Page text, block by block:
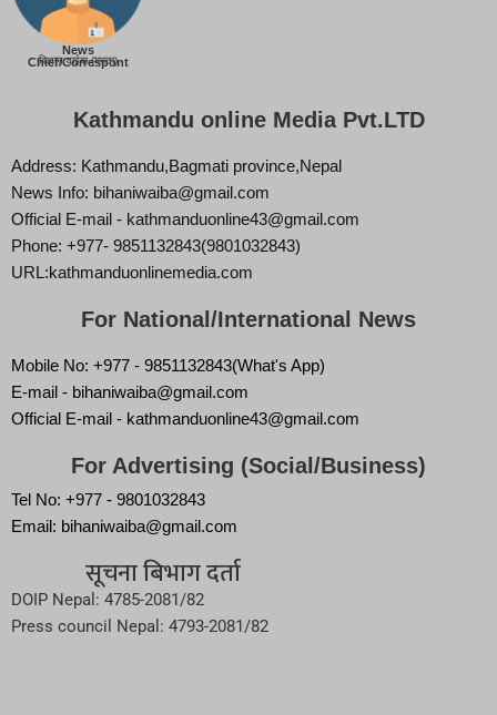
News
Chief/Correspont
बिज्ञान वाईबा (ममता)
Kathmandu online Media Pvt.LTD
Address: Kathmandu,Bagmati province,Nepal
News Info: bihaniwaiba@gmail.com
Official E-mail - kathmanduonline43@gmail.com
Phone: +977- 9851132843(9801032843)
URL:kathmanduonlinemedia.com
For National/International News
Mobile No: +977 - 9851132843(What's App)
E-mail - bihaniwaiba@gmail.com
Official E-mail - kathmanduonline43@gmail.com
For Advertising (Social/Business)
Tel No: +977 - 9801032843
Email: bihaniwaiba@gmail.com
सूचना बिभाग दर्ता
DOIP Nepal: 4785-2081/82
Press council Nepal: 4793-2081/82